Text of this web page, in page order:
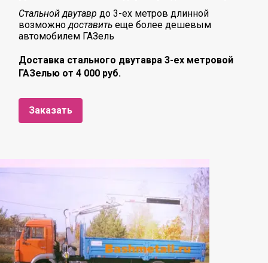
Стальной двутавр до 3-ех метров длинной
возможнодоставить еще более дешевым
автомобилем ГАЗель
Доставка стального двутавра 3-ех метровой
ГАЗелью от 4 000 руб.
Заказать